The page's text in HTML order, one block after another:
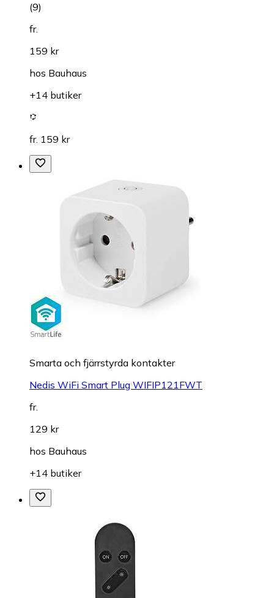
(9)
fr.
159 kr
hos Bauhaus
+14 butiker
fr. 159 kr
Smarta och fjärrstyrda kontakter
Nedis WiFi Smart Plug WIFIP121FWT
fr.
129 kr
hos Bauhaus
+14 butiker